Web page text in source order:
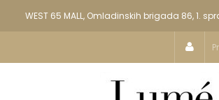
WEST 65 MALL, Omladinskih brigada 86, 1.